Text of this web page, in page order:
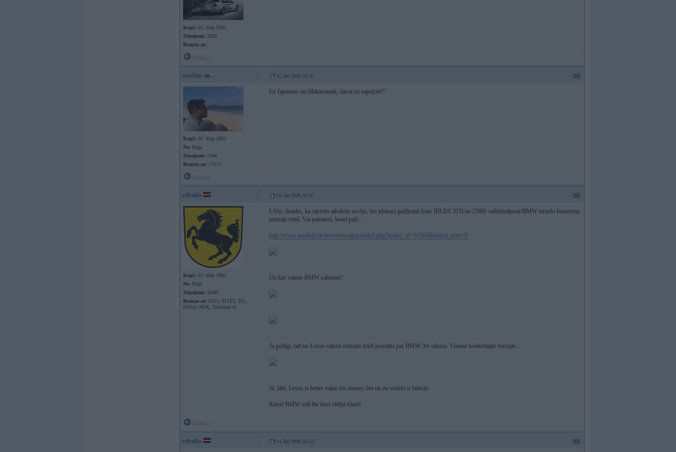
Kopš: 15. May 2002
Ziņojumi: 2029
Braucu ar:
ozolins 12. Jan 2006, 16:47 #64
Kopš: 20. May 2002
No: Rīga
Ziņojumi: 1564
Braucu ar: ///3+5
Eu Japonass un Makaronnik, davai uz sapulciti!!!
edzulis 14. Jan 2006, 05:47 #65
Kopš: 13. May 2002
No: Rīga
Ziņojumi: 56481
Braucu ar: S212, 911TT, 951,
635csi, NSX, Tillotson t4
LAbi, skaidrs, ka vācietis atbalstīs savējo, bet jebkurā gadījumā Auto BILDS 325i un 250IS salīdzinājumā BMW ierindo bezierunu
pirmajā vietā. Vai pamatoti, lasiet paši...
http://www.autobild.de/test/neuwagen/artikel.php?artikel_id=10563&artikel_seite=0
Un kas vainas BMW salonam?
Ja godīgi, tad tas Lexus salons izskatās kudi prastāks par BMW 3er salonu. Vismaz konkrētajās versijās...
Jā, labi, Lexus is better value for money, bet tas ne visiem ir būtiski.
Karoč BMW still the best vidējā klasē!
edzulis 14. Jan 2006, 05:53 #66